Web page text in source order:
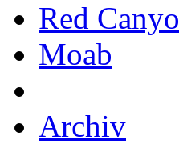
Red
Moab
Archiv